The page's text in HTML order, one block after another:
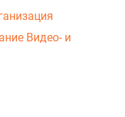
Видео- и